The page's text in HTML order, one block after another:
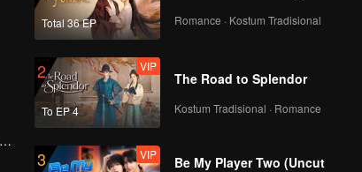
Total 36 EP Romance · Kostum Tradisional
2
To EP 4
VIP
The Road to Splendor
Kostum Tradisional · Romance
3 VIP
Be My Player Two (Uncut